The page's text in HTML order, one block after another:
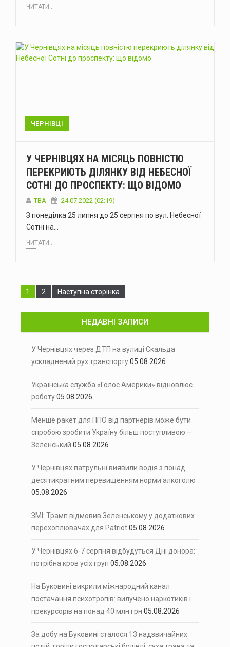
ЧИТАТИ...
ЧЕРНІВЦІ
У ЧЕРНІВЦЯХ НА МІСЯЦЬ ПОВНІСТЮ
ПЕРЕКРИЮТЬ ДІЛЯНКУ ВІД НЕБЕСНОЇ
СОТНІ ДО ПРОСПЕКТУ: ЩО ВІДОМО
TBA 24.07.2022 (02:19)
З понеділка 25 липня до 25 серпня по вул. Небесної
Сотні на…
ЧИТАТИ...
Сторінка
1 Сторінка
2 Наступна сторінка
НЕДАВНІ ЗАПИСИ
У Чернівцях через ДТП на вулиці Скальда
ускладнений рух транспорту05.08.2026
Українська служба «Голос Америки» відновлює
роботу05.08.2026
Менше ракет для ППО від партнерів може бути
спробою зробити Україну більш поступливою –
Зеленський 05.08.2026
У Чернівцях патрульні виявили водія з понад
десятикратним перевищенням норми алкоголю
05.08.2026
ЗМІ: Трамп відмовив Зеленському у додаткових
перехоплювачах для Patriot05.08.2026
У Чернівцях 6-7 серпня відбудуться Дні донора:
потрібна кров усіх груп 05.08.2026
На Буковині викрили міжнародний канал
постачання психотропів: вилучено наркотиків і
прекурсорів на понад 40 млн грн 05.08.2026
За добу на Буковині сталося 13 надзвичайних